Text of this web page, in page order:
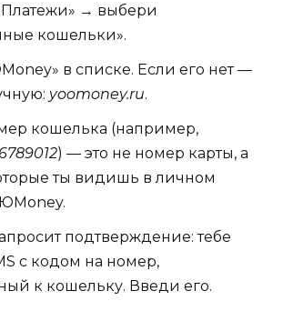
→ выбери
кошельки».
в списке. Если его нет —
yoomoney.ru.
кошелька (например,
) — это не номер карты, а
ты видишь в личном
подтверждение: тебе
с кодом на номер,
к кошельку. Введи его.